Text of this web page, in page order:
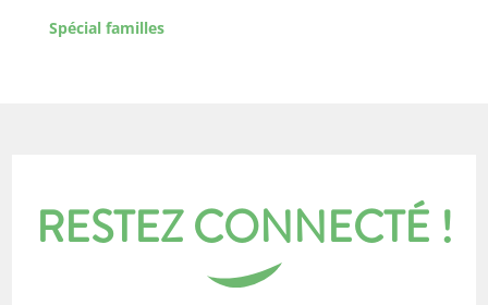
Spécial familles
RESTEZ CONNECTÉ !